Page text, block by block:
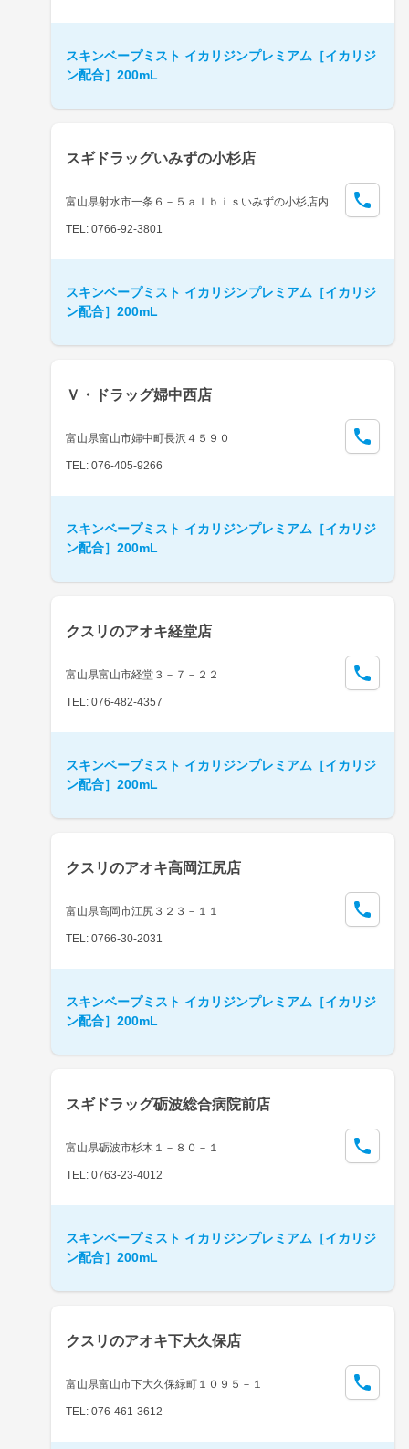
スキンベープミスト イカリジンプレミアム［イカリジ
ン配合］200mL
スギドラッグいみずの小杉店
富山県射水市一条６－５ａｌｂｉｓいみずの小杉店内
TEL: 0766-92-3801
スキンベープミスト イカリジンプレミアム［イカリジ
ン配合］200mL
Ｖ・ドラッグ婦中西店
富山県富山市婦中町長沢４５９０
TEL: 076-405-9266
スキンベープミスト イカリジンプレミアム［イカリジ
ン配合］200mL
クスリのアオキ経堂店
富山県富山市経堂３－７－２２
TEL: 076-482-4357
スキンベープミスト イカリジンプレミアム［イカリジ
ン配合］200mL
クスリのアオキ高岡江尻店
富山県高岡市江尻３２３－１１
TEL: 0766-30-2031
スキンベープミスト イカリジンプレミアム［イカリジ
ン配合］200mL
スギドラッグ砺波総合病院前店
富山県砺波市杉木１－８０－１
TEL: 0763-23-4012
スキンベープミスト イカリジンプレミアム［イカリジ
ン配合］200mL
クスリのアオキ下大久保店
富山県富山市下大久保緑町１０９５－１
TEL: 076-461-3612